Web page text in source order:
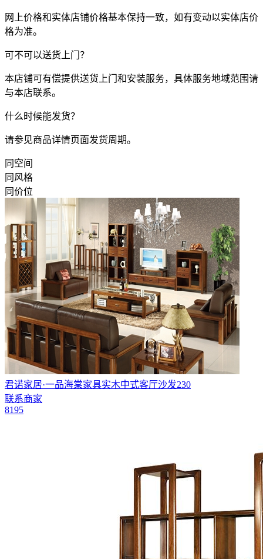
网上价格和实体店铺价格基本保持一致，如有变动以实体店价
格为准。
可不可以送货上门？
本店铺可有偿提供送货上门和安装服务，具体服务地域范围请
与本店联系。
什么时候能发货？
请参见商品详情页面发货周期。
同空间
同风格
同价位
君诺家居·一品海棠家具实木中式客厅沙发230
联系商家
8195